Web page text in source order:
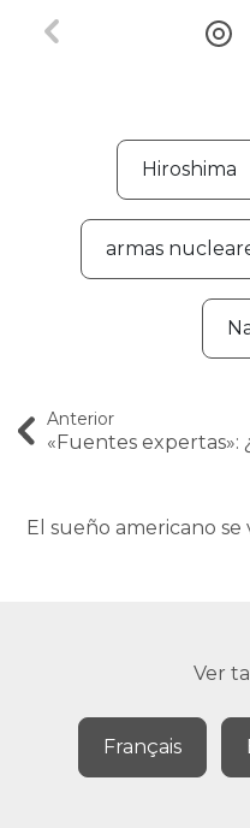
Hiroshima
armas
Anterior
«Fuentes expertas»:
El sueño americano
Ver
Français